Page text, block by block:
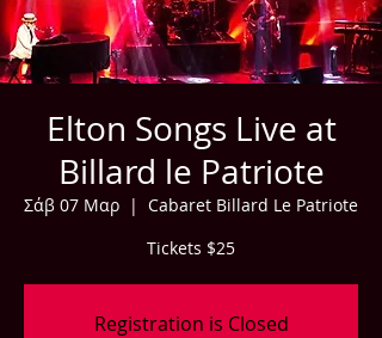
Elton Songs Live at
Billard le Patriote
Σάβ 07 Μαρ
  |
Cabaret Billard Le Patriote
Tickets $25
Registration is Closed